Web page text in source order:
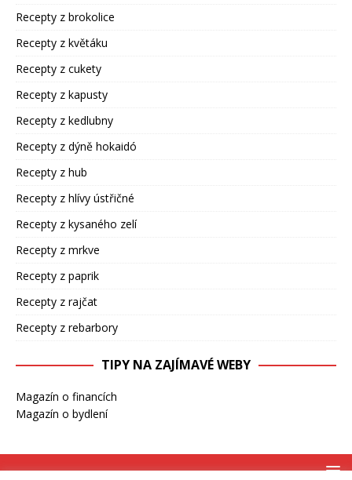
Recepty z brokolice
Recepty z květáku
Recepty z cukety
Recepty z kapusty
Recepty z kedlubny
Recepty z dýně hokaidó
Recepty z hub
Recepty z hlívy ústřičné
Recepty z kysaného zelí
Recepty z mrkve
Recepty z paprik
Recepty z rajčat
Recepty z rebarbory
TIPY NA ZAJÍMAVÉ WEBY
Magazín o financích
Magazín o bydlení